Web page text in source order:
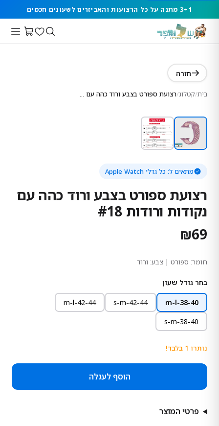
3+1 מתנה על כל הרצועות והאביזרים לשעונים חכמים
חזרה
בית/קטלוג/ רצועת ספורט בצבע ורוד כהה עם נקודות ורודות #18
מתאים ל: כל גדלי Apple Watch
רצועת ספורט בצבע ורוד כהה עם
נקודות ורודות #18
₪69
חומר: ספורט | צבע: ורוד
בחר גודל שעון
m-l-38-40
s-m-42-44
m-l-42-44
s-m-38-40
נותרו 1 בלבד!
הוסף לעגלה
פרטי המוצר